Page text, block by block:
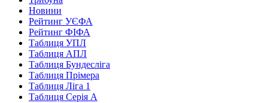
Новини
Рейтинг УЄФА
Рейтинг ФІФА
Таблиця УПЛ
Таблиця АПЛ
Таблиця Бундесліга
Таблиця Прімера
Таблиця Ліга 1
Таблиця Серія А